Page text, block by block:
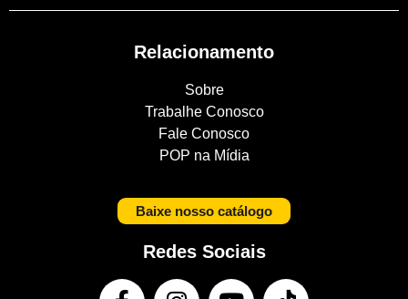
Relacionamento
Sobre
Trabalhe Conosco
Fale Conosco
POP na Mídia
Baixe nosso catálogo
Redes Sociais